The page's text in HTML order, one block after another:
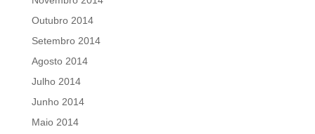
Outubro 2014
Setembro 2014
Agosto 2014
Julho 2014
Junho 2014
Maio 2014